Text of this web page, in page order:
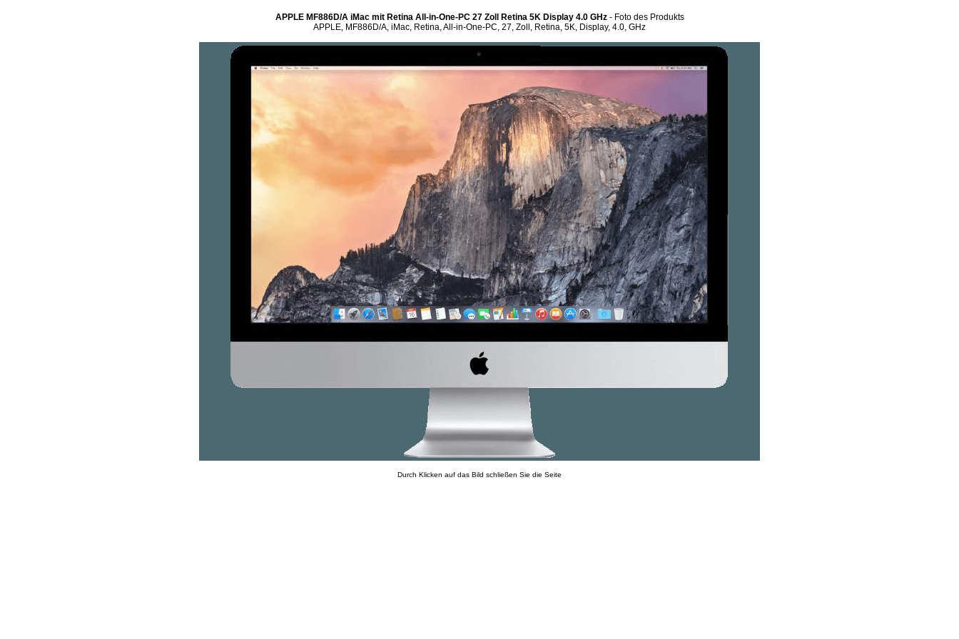
APPLE MF886D/A iMac mit Retina All-in-One-PC 27 Zoll Retina 5K Display 4.0 GHz- Foto des Produkts
APPLE, MF886D/A, iMac, Retina, All-in-One-PC, 27, Zoll, Retina, 5K, Display, 4.0, GHz
Durch Klicken auf das Bild schließen Sie die Seite